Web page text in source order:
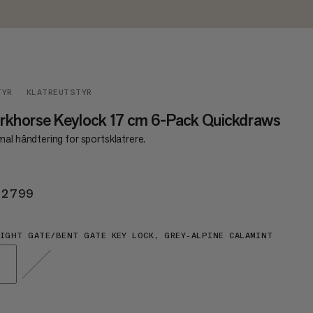
KLATREUTSTYR
Keylock 17 cm 6-Pack Quickdraws
håndtering for sportsklatrere.
GATE/BENT GATE KEY LOCK, GREY-ALPINE CALAMINT